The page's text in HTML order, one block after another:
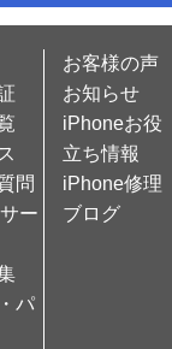
問
ー
パ
お客様の声
お知らせ
iPhoneお役
立ち情報
iPhone修理
ブログ